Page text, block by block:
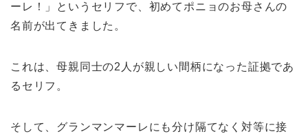
ーレ！」というセリフで、初めてポニョのお母さんの
名前が出てきました。
これは、母親同士の2人が親しい間柄になった証拠であ
るセリフ。
そして、グランマンマーレにも分け隔てなく対等に接